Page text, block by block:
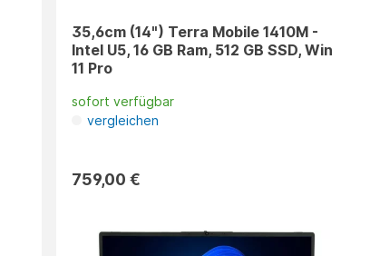
35,6cm (14") Terra Mobile 1410M -
Intel U5, 16 GB Ram, 512 GB SSD, Win
11 Pro
sofort verfügbar
vergleichen
759,00 €